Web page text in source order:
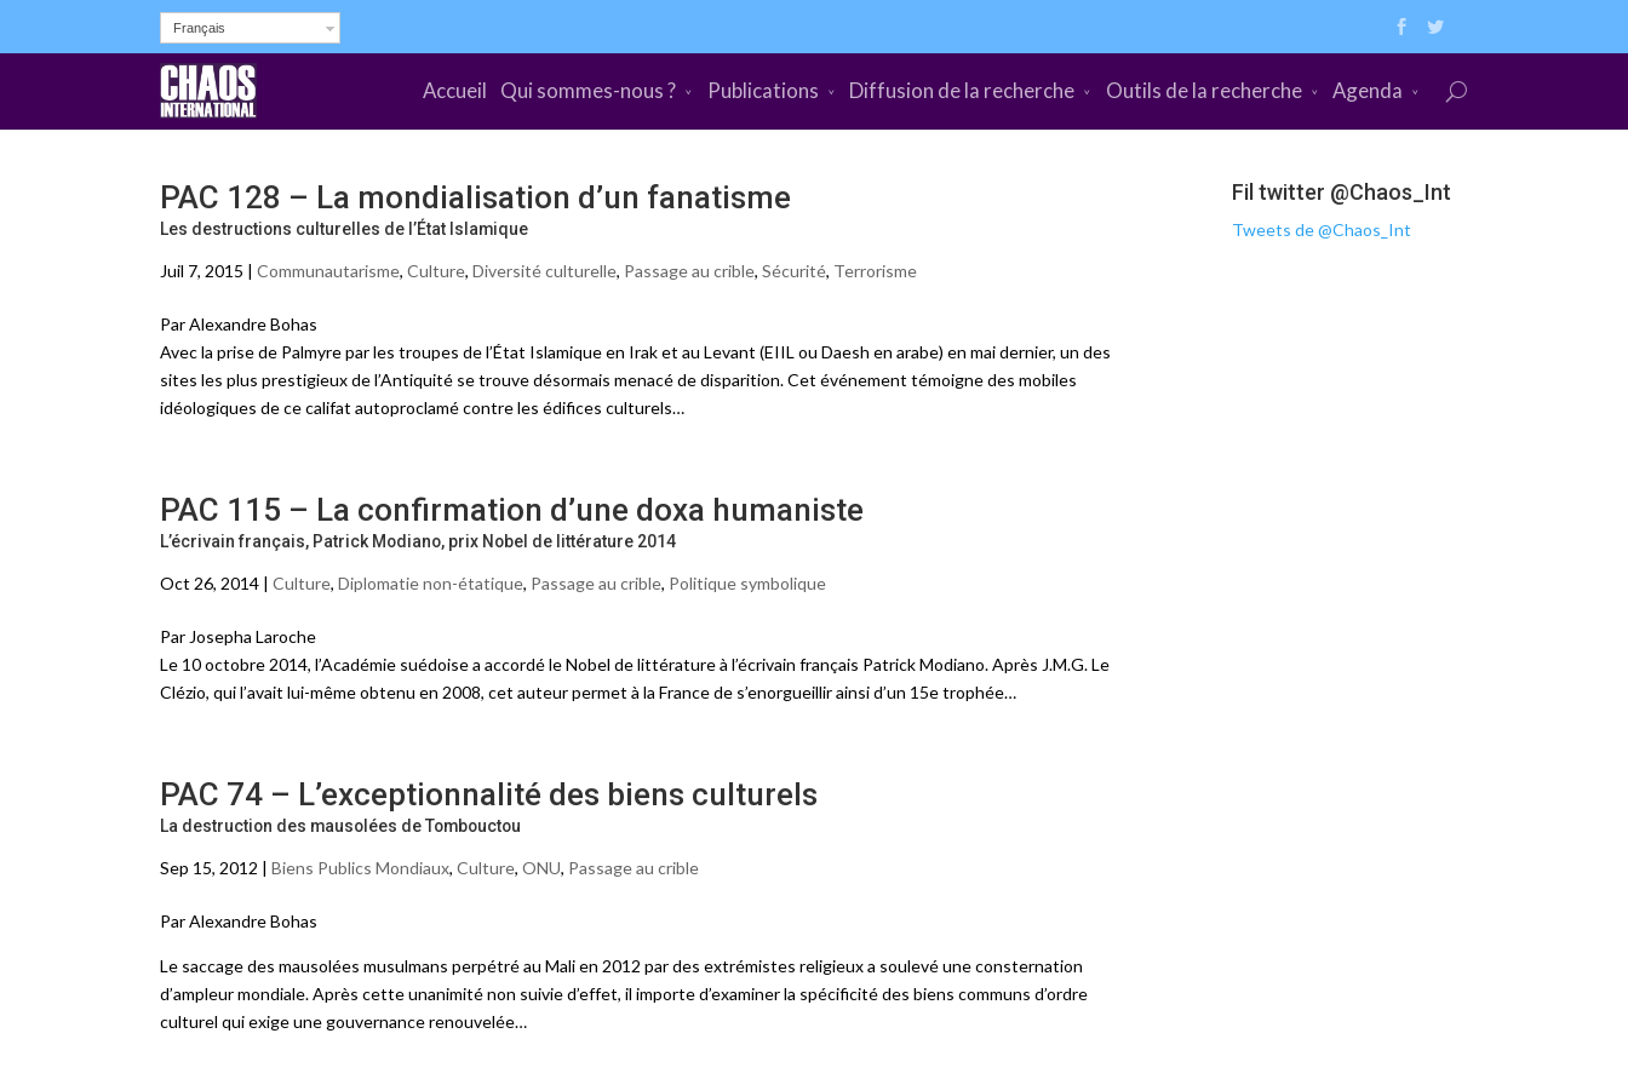
Français
Accueil Qui sommes-nous ? Publications Diffusion de la recherche Outils de la recherche Agenda
PAC 128 – La mondialisation d’un fanatisme
Les destructions culturelles de l’État Islamique
Juil 7, 2015 | Communautarisme, Culture, Diversité culturelle, Passage au crible, Sécurité, Terrorisme
Par Alexandre Bohas
Avec la prise de Palmyre par les troupes de l’État Islamique en Irak et au Levant (EIIL ou Daesh en arabe) en mai dernier, un des
sites les plus prestigieux de l’Antiquité se trouve désormais menacé de disparition. Cet événement témoigne des mobiles
idéologiques de ce califat autoproclamé contre les édifices culturels…
PAC 115 – La confirmation d’une doxa humaniste
L’écrivain français, Patrick Modiano, prix Nobel de littérature 2014
Oct 26, 2014 | Culture, Diplomatie non-étatique, Passage au crible, Politique symbolique
Par Josepha Laroche
Le 10 octobre 2014, l’Académie suédoise a accordé le Nobel de littérature à l’écrivain français Patrick Modiano. Après J.M.G. Le
Clézio, qui l’avait lui-même obtenu en 2008, cet auteur permet à la France de s’enorgueillir ainsi d’un 15e trophée…
PAC 74 – L’exceptionnalité des biens culturels
La destruction des mausolées de Tombouctou
Sep 15, 2012 | Biens Publics Mondiaux, Culture, ONU, Passage au crible
Par Alexandre Bohas
Le saccage des mausolées musulmans perpétré au Mali en 2012 par des extrémistes religieux a soulevé une consternation
d’ampleur mondiale. Après cette unanimité non suivie d’effet, il importe d’examiner la spécificité des biens communs d’ordre
culturel qui exige une gouvernance renouvelée…
Fil twitter @Chaos_Int
Tweets de @Chaos_Int